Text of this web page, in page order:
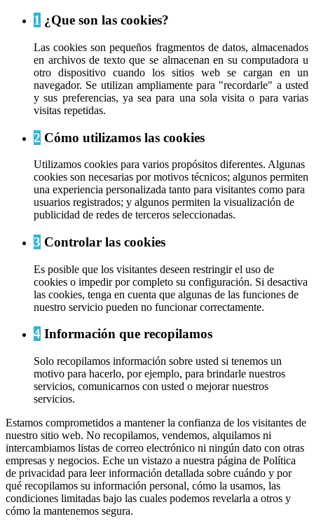
1 ¿Que son las cookies?
Las cookies son pequeños fragmentos de datos, almacenados
en archivos de texto que se almacenan en su computadora u
otro dispositivo cuando los sitios web se cargan en un
navegador. Se utilizan ampliamente para "recordarle" a usted
y sus preferencias, ya sea para una sola visita o para varias
visitas repetidas.
2 Cómo utilizamos las cookies
Utilizamos cookies para varios propósitos diferentes. Algunas
cookies son necesarias por motivos técnicos; algunos permiten
una experiencia personalizada tanto para visitantes como para
usuarios registrados; y algunos permiten la visualización de
publicidad de redes de terceros seleccionadas.
3 Controlar las cookies
Es posible que los visitantes deseen restringir el uso de
cookies o impedir por completo su configuración. Si desactiva
las cookies, tenga en cuenta que algunas de las funciones de
nuestro servicio pueden no funcionar correctamente.
4 Información que recopilamos
Solo recopilamos información sobre usted si tenemos un
motivo para hacerlo, por ejemplo, para brindarle nuestros
servicios, comunicarnos con usted o mejorar nuestros
servicios.
Estamos comprometidos a mantener la confianza de los visitantes de
nuestro sitio web. No recopilamos, vendemos, alquilamos ni
intercambiamos listas de correo electrónico ni ningún dato con otras
empresas y negocios. Eche un vistazo a nuestra página de Política
de privacidad para leer información detallada sobre cuándo y por
qué recopilamos su información personal, cómo la usamos, las
condiciones limitadas bajo las cuales podemos revelarla a otros y
cómo la mantenemos segura.